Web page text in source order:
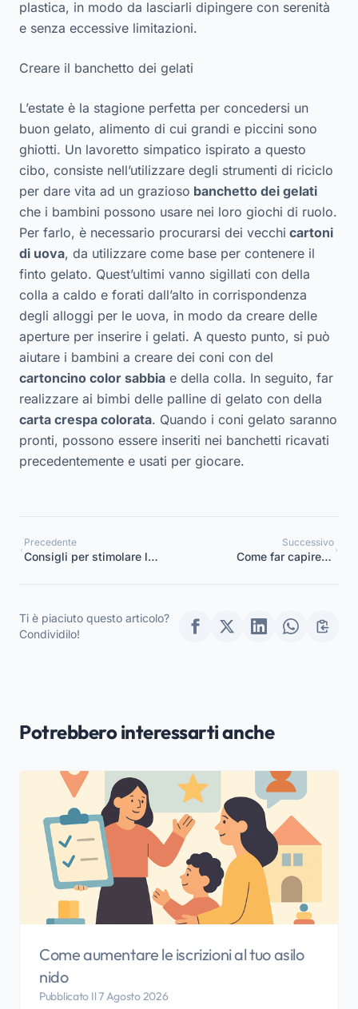
plastica, in modo da lasciarli dipingere con serenità
e senza eccessive limitazioni.
Creare il banchetto dei gelati
L’estate è la stagione perfetta per concedersi un
buon gelato, alimento di cui grandi e piccini sono
ghiotti. Un lavoretto simpatico ispirato a questo
cibo, consiste nell’utilizzare degli strumenti di riciclo
per dare vita ad un grazioso banchetto dei gelati
che i bambini possono usare nei loro giochi di ruolo.
Per farlo, è necessario procurarsi dei vecchi cartoni
di uova, da utilizzare come base per contenere il
finto gelato. Quest’ultimi vanno sigillati con della
colla a caldo e forati dall’alto in corrispondenza
degli alloggi per le uova, in modo da creare delle
aperture per inserire i gelati. A questo punto, si può
aiutare i bambini a creare dei coni con del
cartoncino color sabbia e della colla. In seguito, far
realizzare ai bimbi delle palline di gelato con della
carta crespa colorata. Quando i coni gelato saranno
pronti, possono essere inseriti nei banchetti ricavati
precedentemente e usati per giocare.
Precedente
Consigli per stimolare la
Successivo
Come far capire ai
Ti è piaciuto questo articolo?
Condividilo!
Potrebbero interessarti anche
Come aumentare le iscrizioni al tuo asilo
nido
Pubblicato Il 7 Agosto 2026